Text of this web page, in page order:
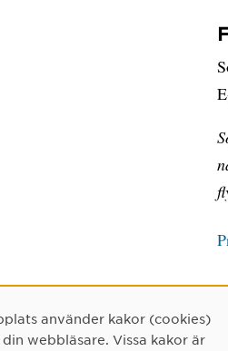
samtycke
använder kakor (cookies)
webbläsare. Vissa kakor är